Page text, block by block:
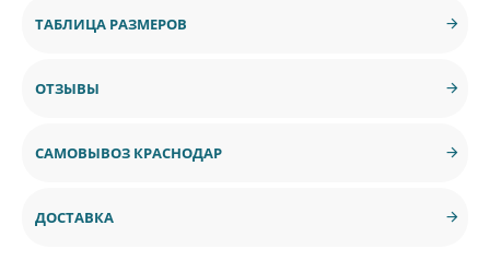
ТАБЛИЦА РАЗМЕРОВ
ОТЗЫВЫ
САМОВЫВОЗ КРАСНОДАР
ДОСТАВКА